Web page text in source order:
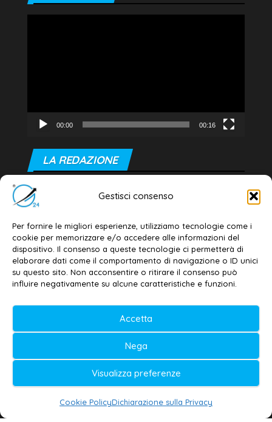
Gestisci consenso
Per fornire le migliori esperienze, utilizziamo tecnologie come i
cookie per memorizzare e/o accedere alle informazioni del
dispositivo. Il consenso a queste tecnologie ci permetterà di
elaborare dati come il comportamento di navigazione o ID unici
su questo sito. Non acconsentire o ritirare il consenso può
influire negativamente su alcune caratteristiche e funzioni.
Accetta
Nega
Visualizza preferenze
Cookie PolicyDichiarazione sulla Privacy
00:00 00:16
LA REDAZIONE
Editore e direttore responsabile:
Dott. Daniele G. Masciullo
Email: redazione@galatina24.it
Contatti –Disclaimer
Privacy policy –Cookie policy
Testata iscritta al n. 11/2020 Registro della
Stampa Tribunale di Lecce
Editore e direttore responsabile:
Daniele G. Masciullo